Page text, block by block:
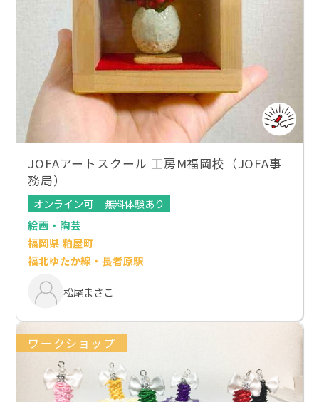
JOFAアートスクール 工房M福岡校（JOFA事
務局）
オンライン可
無料体験あり
絵画・陶芸
福岡県 粕屋町
福北ゆたか線・長者原駅
松尾まさこ
ワークショップ